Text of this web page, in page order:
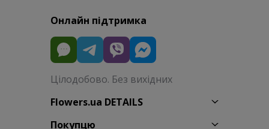
Онлайн підтримка
Цілодобово. Без вихідних
Flowers.ua DETAILS
Покупцю